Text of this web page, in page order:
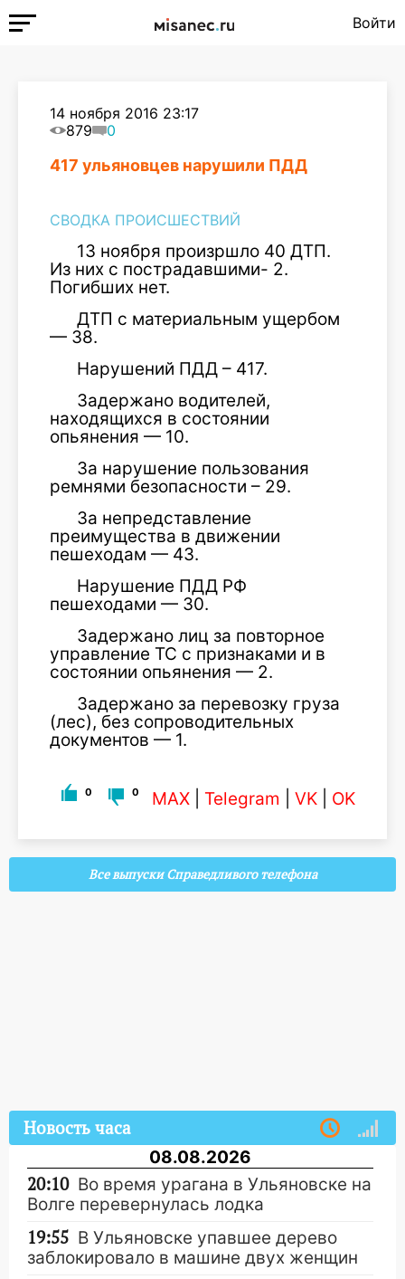
Войти
14 ноября 2016 23:17
879
0
417 ульяновцев нарушили ПДД
СВОДКА ПРОИСШЕСТВИЙ
13 ноября произршло 40 ДТП.
Из них с пострадавшими- 2.
Погибших нет.
ДТП с материальным ущербом
— 38.
Нарушений ПДД – 417.
Задержано водителей,
находящихся в состоянии
опьянения — 10.
За нарушение пользования
ремнями безопасности – 29.
За непредставление
преимущества в движении
пешеходам — 43.
Нарушение ПДД РФ
пешеходами — 30.
Задержано лиц за повторное
управление ТС с признаками и в
состоянии опьянения — 2.
Задержано за перевозку груза
(лес), без сопроводительных
документов — 1.
0 0 MAX Telegram VK OK
Все выпуски Справедливого телефона
Новость часа
08.08.2026
20:10 Во время урагана в Ульяновске на
Волге перевернулась лодка
19:55 В Ульяновске упавшее дерево
заблокировало в машине двух женщин